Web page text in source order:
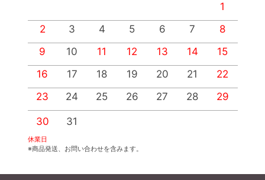
1
2
3 4 5 6 7
8
9
10 11 12 13 14
15
16
17 18 19 20 21
22
23
24 25 26 27 28 29
30 31
休業日
※商品発送、お問い合わせを含みます。